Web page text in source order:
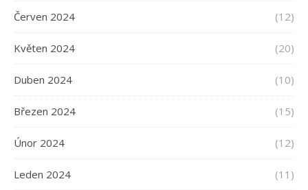
Červen 2024 (12)
Květen 2024 (20)
Duben 2024 (10)
Březen 2024 (15)
Únor 2024 (12)
Leden 2024 (11)